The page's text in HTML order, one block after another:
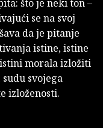
što je neki ton –
se na svoj
da je pitanje
istine, istine
morala izložiti
svojega
izloženosti.